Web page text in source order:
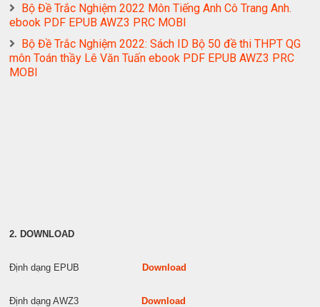
Bộ Đề Trắc Nghiệm 2022 Môn Tiếng Anh Cô Trang Anh.
ebook PDF EPUB AWZ3 PRC MOBI
Bộ Đề Trắc Nghiệm 2022: Sách ID Bộ 50 đề thi THPT QG
môn Toán thầy Lê Văn Tuấn ebook PDF EPUB AWZ3 PRC
MOBI
2. DOWNLOAD
Định dạng EPUBDownload
Định dạng AWZ3Download